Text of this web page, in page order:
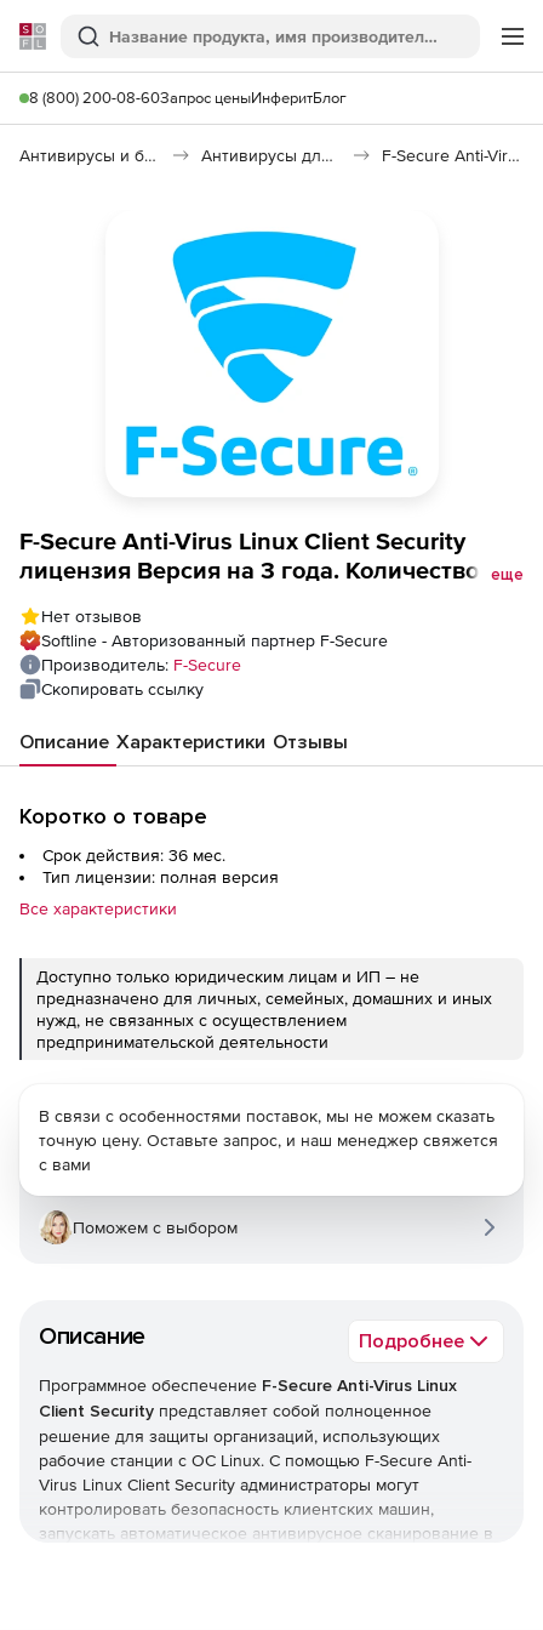
Softline
Поиск
8 (800) 200-08-60Запрос ценыИнферитБлог
Антивирусы и безопасность Антивирусы для организаций F-Secure Anti-Virus Linux Client Security
F-Secure Anti-Virus Linux Client Security
лицензия Версия на 3 года. Количество
еще
Нет отзывов
Softline - Авторизованный партнер F-Secure
Производитель: F-Secure
Скопировать ссылку
Описание Характеристики Отзывы
Коротко о товаре
Срок действия: 36 мес.
Тип лицензии: полная версия
Все характеристики
Доступно только юридическим лицам и ИП – не
предназначено для личных, семейных, домашних и иных
нужд, не связанных с осуществлением
предпринимательской деятельности
Описание Подробнее
Программное обеспечение F-Secure Anti-Virus Linux
Client Security представляет собой полноценное
решение для защиты организаций, использующих
рабочие станции с ОС Linux. С помощью F-Secure Anti-
Virus Linux Client Security администраторы могут
контролировать безопасность клиентских машин,
запускать автоматическое антивирусное сканирование в
В связи с особенностями поставок, мы не можем сказать
точную цену. Оставьте запрос, и наш менеджер свяжется
с вами
Поможем с выбором